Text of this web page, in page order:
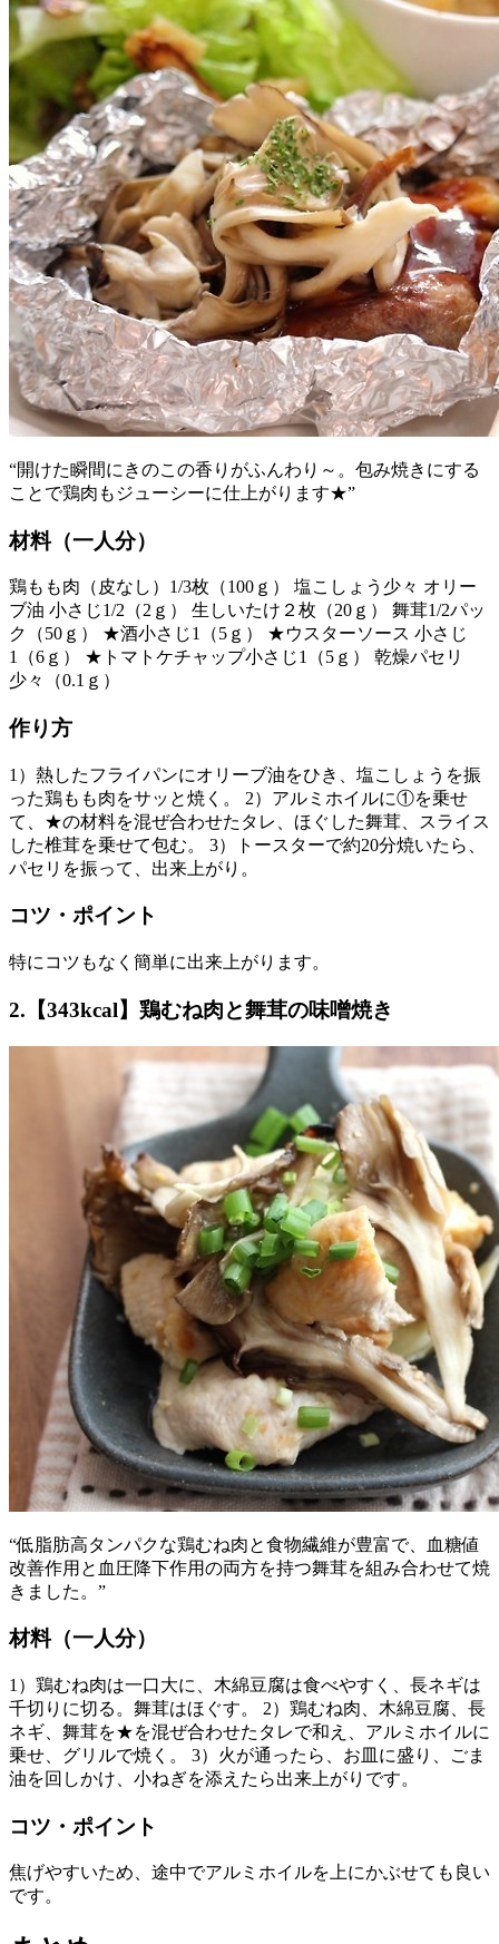
“開けた瞬間にきのこの香りがふんわり～。包み焼きにする
ことで鶏肉もジューシーに仕上がります★”
材料（一人分）
鶏もも肉（皮なし）1/3枚（100ｇ） 塩こしょう少々 オリー
ブ油 小さじ1/2（2ｇ） 生しいたけ２枚（20ｇ） 舞茸1/2パッ
ク（50ｇ） ★酒小さじ1（5ｇ） ★ウスターソース 小さじ
1（6ｇ） ★トマトケチャップ小さじ1（5ｇ） 乾燥パセリ
少々（0.1ｇ）
作り方
1）熱したフライパンにオリーブ油をひき、塩こしょうを振
った鶏もも肉をサッと焼く。 2）アルミホイルに①を乗せ
て、★の材料を混ぜ合わせたタレ、ほぐした舞茸、スライス
した椎茸を乗せて包む。 3）トースターで約20分焼いたら、
パセリを振って、出来上がり。
コツ・ポイント
特にコツもなく簡単に出来上がります。
2.【343kcal】鶏むね肉と舞茸の味噌焼き
“低脂肪高タンパクな鶏むね肉と食物繊維が豊富で、血糖値
改善作用と血圧降下作用の両方を持つ舞茸を組み合わせて焼
きました。”
材料（一人分）
1）鶏むね肉は一口大に、木綿豆腐は食べやすく、長ネギは
千切りに切る。舞茸はほぐす。 2）鶏むね肉、木綿豆腐、長
ネギ、舞茸を★を混ぜ合わせたタレで和え、アルミホイルに
乗せ、グリルで焼く。 3）火が通ったら、お皿に盛り、ごま
油を回しかけ、小ねぎを添えたら出来上がりです。
コツ・ポイント
焦げやすいため、途中でアルミホイルを上にかぶせても良い
です。